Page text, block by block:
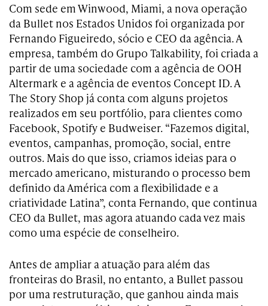
Com sede em Winwood, Miami, a nova operação
da Bullet nos Estados Unidos foi organizada por
Fernando Figueiredo, sócio e CEO da agência. A
empresa, também do Grupo Talkability, foi criada a
partir de uma sociedade com a agência de OOH
Altermark e a agência de eventos Concept ID. A
The Story Shop já conta com alguns projetos
realizados em seu portfólio, para clientes como
Facebook, Spotify e Budweiser. “Fazemos digital,
eventos, campanhas, promoção, social, entre
outros. Mais do que isso, criamos ideias para o
mercado americano, misturando o processo bem
definido da América com a flexibilidade e a
criatividade Latina”, conta Fernando, que continua
CEO da Bullet, mas agora atuando cada vez mais
como uma espécie de conselheiro.
Antes de ampliar a atuação para além das
fronteiras do Brasil, no entanto, a Bullet passou
por uma restruturação, que ganhou ainda mais